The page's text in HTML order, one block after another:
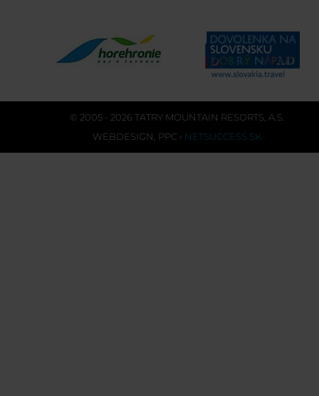
© 2005 - 2026 TATRY MOUNTAIN RESORTS, A.S.
WEBDESIGN PPC › NETSUCCESS.SK